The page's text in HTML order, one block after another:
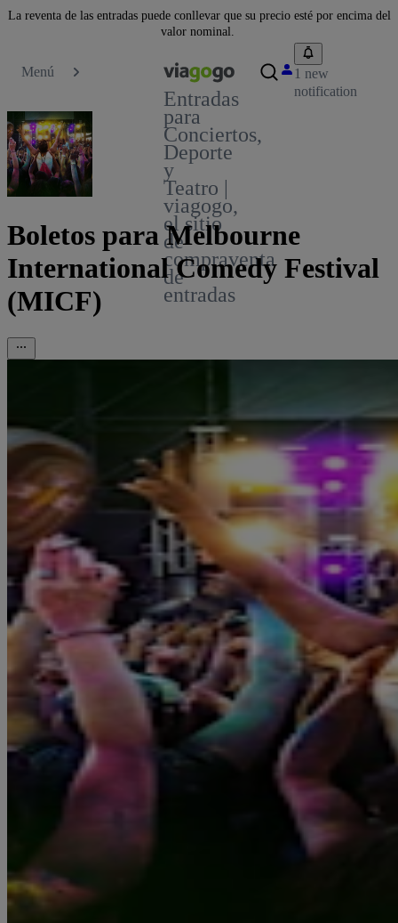
La reventa de las entradas puede conllevar que su precio esté por encima del
valor nominal.
Menú
Entradas
para
Conciertos,
Deporte
y
Teatro |
viagogo,
el sitio
de
compraventa
de
entradas
1 new
notification
Boletos para Melbourne
International Comedy Festival
(MICF)